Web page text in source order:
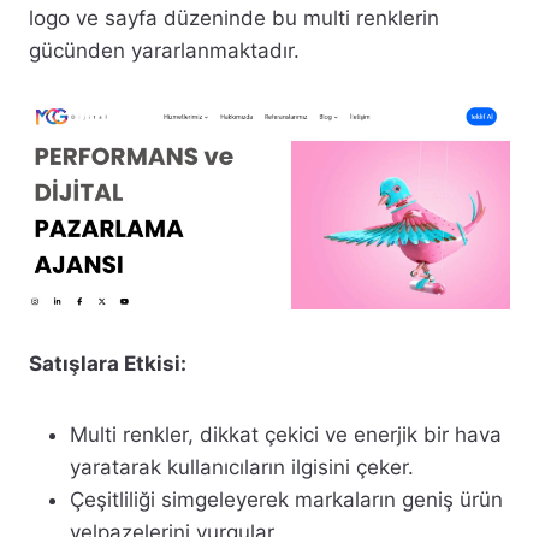
logo ve sayfa düzeninde bu multi renklerin
gücünden yararlanmaktadır.
Satışlara Etkisi:
Multi renkler, dikkat çekici ve enerjik bir hava
yaratarak kullanıcıların ilgisini çeker.
Çeşitliliği simgeleyerek markaların geniş ürün